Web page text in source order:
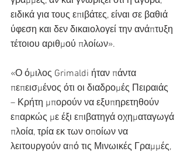
ειδικά για τους επιβάτες, είναι σε βαθιά
ύφεση και δεν δικαιολογεί την ανάπτυξη
τέτοιου αριθμού πλοίων».
«Ο όμιλος Grimaldi ήταν πάντα
πεπεισμένος ότι οι διαδρομές Πειραιάς
– Κρήτη μπορούν να εξυπηρετηθούν
επαρκώς με έξι επιβατηγά οχηματαγωγά
πλοία, τρία εκ των οποίων να
λειτουργούν από τις Μινωικές Γραμμές,